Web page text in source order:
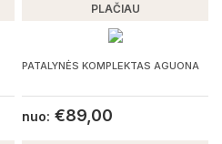
PLAČIAU
PATALYNĖS KOMPLEKTAS AGUONA
nuo: €89,00